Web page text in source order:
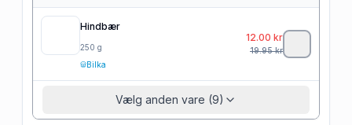
Hindbær
250 g
Bilka
12.00 kr
19.95kr
Vælg anden vare (9)